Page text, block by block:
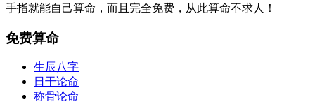
手指就能自己算命，而且完全免费，从此算命不求人！
免费算命
生辰八字
日干论命
称骨论命